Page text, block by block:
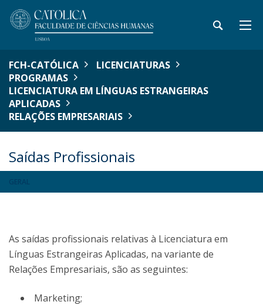
FCH-CATÓLICA
LICENCIATURAS
PROGRAMAS
LICENCIATURA EM LÍNGUAS ESTRANGEIRAS
APLICADAS
RELAÇÕES EMPRESARIAIS
Saídas Profissionais
As saídas profissionais relativas à Licenciatura em
Línguas Estrangeiras Aplicadas, na variante de
Relações Empresariais, são as seguintes:
Marketing;